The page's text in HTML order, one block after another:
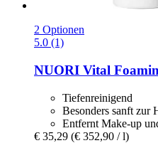
2 Optionen
5.0 (1)
NUORI Vital
Tiefenreinigend
Besonders sanft zur
Entfernt Make-up
€ 35,29 (€ 352,90 / l)